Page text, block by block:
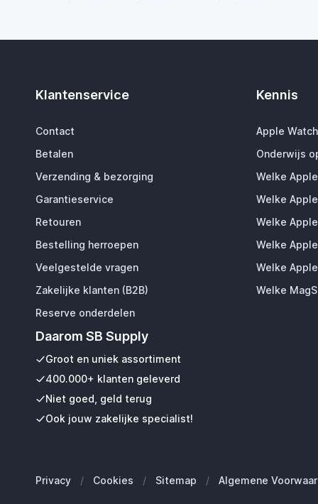
Klantenservice
Contact
Betalen
Verzending & bezorging
Garantieservice
Retouren
Bestelling herroepen
Veelgestelde vragen
Zakelijke klanten (B2B)
Reserve onderdelen
Daarom SB Supply
Groot en uniek assortiment
400.000+ klanten geleverd
Niet goed, geld terug
Ook jouw zakelijke specialist!
Kennis
Apple
Onderwijs
Welke
Welke
Welke
Welke
Welke
Welke
Privacy / Cookies / Sitemap / Algemene